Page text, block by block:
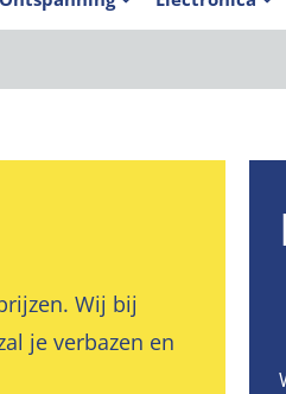
Wij bij
je verbazen en